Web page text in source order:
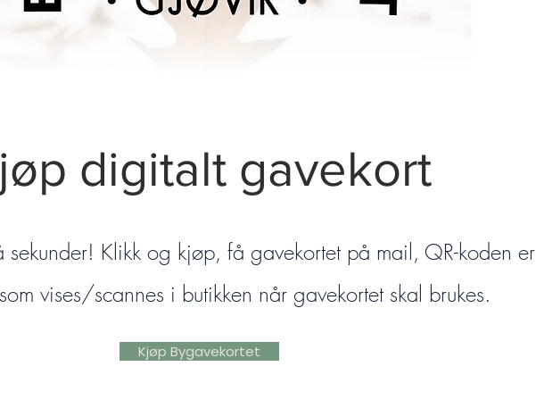
digitalt gavekort
sekunder! Klikk og kjøp, få gavekortet på mail, QR-koden er
vises/scannes i butikken når gavekortet skal brukes.
Kjøp Bygavekortet